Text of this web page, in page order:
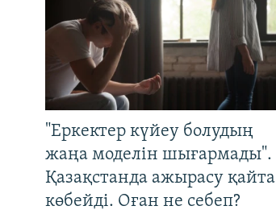
"Еркектер күйеу болудың
жаңа моделін шығармады".
Қазақстанда ажырасу қайта
көбейді. Оған не себеп?